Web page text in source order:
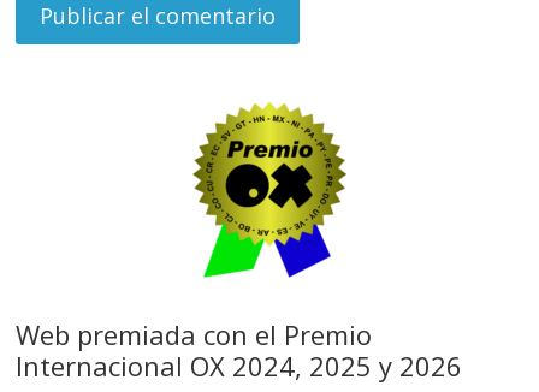
Web premiada con el Premio
Internacional OX 2024, 2025 y 2026